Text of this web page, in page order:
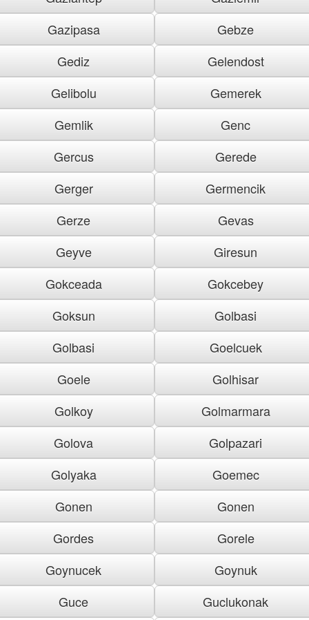
Gazipasa
Gebze
Gediz
Gelendost
Gelibolu
Gemerek
Gemlik
Genc
Gercus
Gerede
Gerger
Germencik
Gerze
Gevas
Geyve
Giresun
Gokceada
Gokcebey
Goksun
Golbasi
Golbasi
Goelcuek
Goele
Golhisar
Golkoy
Golmarmara
Golova
Golpazari
Golyaka
Goemec
Gonen
Gonen
Gordes
Gorele
Goynucek
Goynuk
Guce
Guclukonak